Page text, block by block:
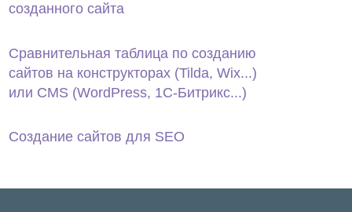
созданного сайта
Сравнительная таблица по созданию
сайтов на конструкторах (Tilda, Wix...)
или CMS (WordPress, 1С‑Битрикс...)
Создание сайтов для SEO